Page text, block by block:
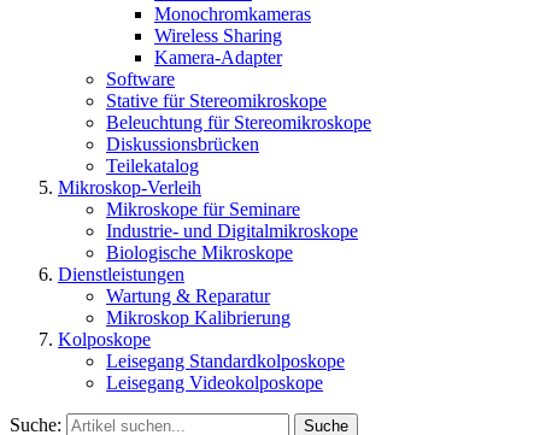
Monochromkameras
Wireless Sharing
Kamera-Adapter
Software
Stative für Stereomikroskope
Beleuchtung für Stereomikroskope
Diskussionsbrücken
Teilekatalog
Mikroskop-Verleih
Mikroskope für Seminare
Industrie- und Digitalmikroskope
Biologische Mikroskope
Dienstleistungen
Wartung & Reparatur
Mikroskop Kalibrierung
Kolposkope
Leisegang Standardkolposkope
Leisegang Videokolposkope
Suche: Suche